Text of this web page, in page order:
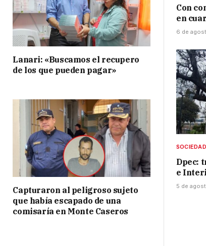
Lanari: «Buscamos el recupero
de los que pueden pagar»
Capturaron al peligroso sujeto
que había escapado de una
comisaría en Monte Caseros
Con
en
6 de
SOCIEDAD
Dpec:
e
5 de